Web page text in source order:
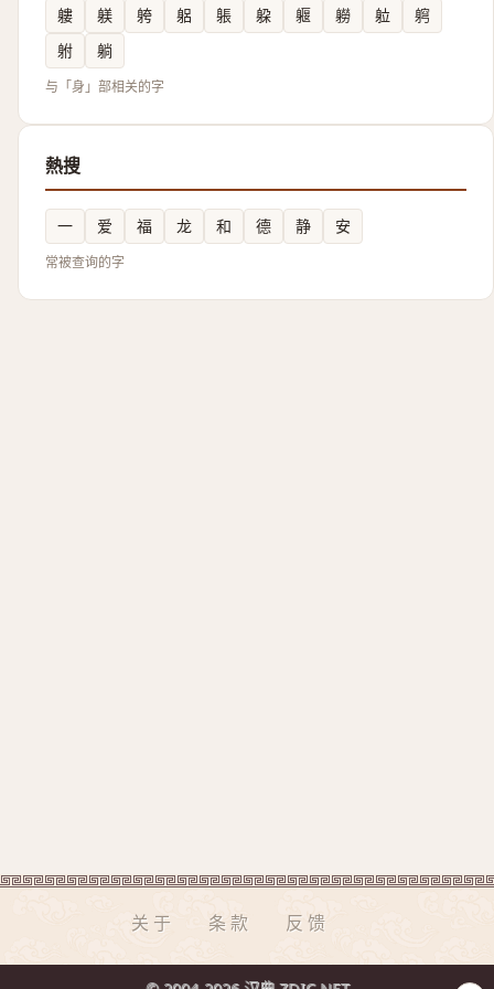
軁 躾 䠸 躳 躼 躱 躽 軂 䠴
䠻
䠵
躺
与「身」部相关的字
熱搜
一 爱 福 龙 和 德 静 安
常被查询的字
关于 条款 反馈